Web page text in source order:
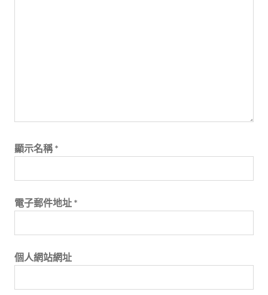
顯示名稱*
電子郵件地址 *
個人網站網址